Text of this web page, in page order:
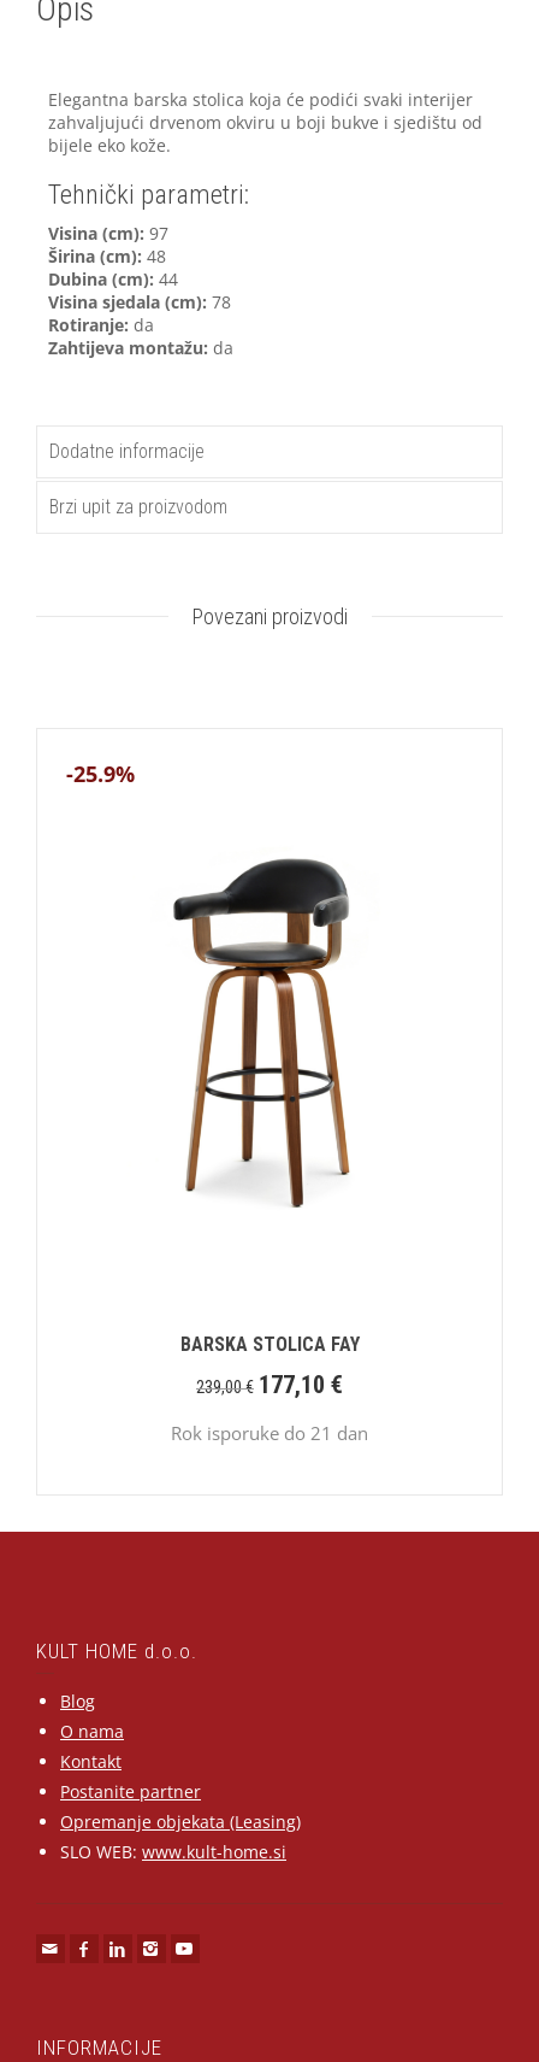
Opis
Elegantna barska stolica koja će podići svaki interijer
zahvaljujući drvenom okviru u boji bukve i sjedištu od
bijele eko kože.
Tehnički parametri:
Visina (cm): 97
Širina (cm): 48
Dubina (cm): 44
Visina sjedala (cm): 78
Rotiranje: da
Zahtijeva montažu: da
Dodatne informacije
Brzi upit za proizvodom
Povezani proizvodi
-25.9%
BARSKA STOLICA FAY
239,00€ 177,10 €
Rok isporuke do 21 dan
KULT HOME d.o.o.
Blog
O nama
Kontakt
Postanite partner
Opremanje objekata (Leasing)
SLO WEB: www.kult-home.si
INFORMACIJE